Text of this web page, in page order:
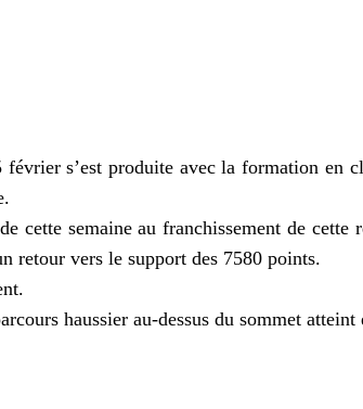
s’est produite avec la formation en
cette semaine au franchissement de cette
retour vers le support des 7580 points.
haussier au-dessus du sommet atteint